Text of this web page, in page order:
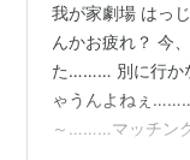
我が家劇場 はっ
んかお疲れ？ 今
た……… 別に行か
ゃうんよねぇ
～………マッチン